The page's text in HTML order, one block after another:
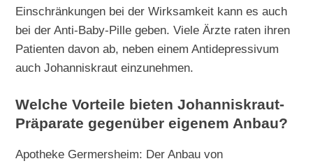
Einschränkungen bei der Wirksamkeit kann es auch
bei der Anti-Baby-Pille geben. Viele Ärzte raten ihren
Patienten davon ab, neben einem Antidepressivum
auch Johanniskraut einzunehmen.
Welche Vorteile bieten Johanniskraut-
Präparate gegenüber eigenem Anbau?
Apotheke Germersheim: Der Anbau von